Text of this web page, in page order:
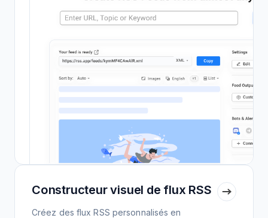
Constructeur visuel de flux RSS
Créez des flux RSS personnalisés en